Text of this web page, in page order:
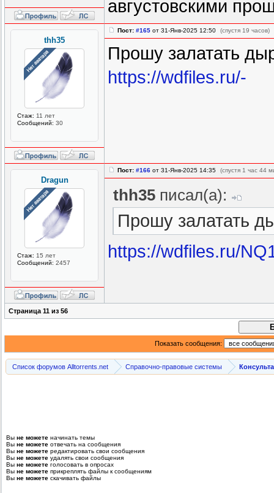
августовскими
thh35
Стаж: 11 лет
Сообщений: 30
Пост: #165 от 31-Янв-2025 12:50 (спустя 19 часов)
Прошу залатать
https://wdfiles.ru/-
Dragun
Стаж: 15 лет
Сообщений: 2457
Пост: #166 от 31-Янв-2025 14:35 (спустя 1 час 44
thh35писал(а):
Прошу залатать
https://wdfiles.ru/
Страница 11 из 56
Показать сообщения:
Список форумов Alltorrents.net Справочно-правовые системы
Вы не можете начинать темы
Вы не можете отвечать на сообщения
Вы не можете редактировать свои сообщения
Вы не можете удалять свои сообщения
Вы не можете голосовать в опросах
Вы не можете прикреплять файлы к сообщениям
Вы не можете скачивать файлы